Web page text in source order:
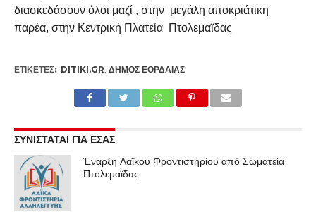
διασκεδάσουν όλοι μαζί , στην μεγάλη αποκριάτικη
παρέα, στην Κεντρική Πλατεία Πτολεμαϊδας
ΕΤΙΚΕΤΕΣ: DITIKI.GR, ΔΉΜΟΣ ΕΟΡΔΑΊΑΣ
ΣΥΝΙΣΤΑΤΑΙ ΓΙΑ ΕΣΑΣ
Έναρξη Λαϊκού Φροντιστηρίου από Σωματεία
Πτολεμαϊδας